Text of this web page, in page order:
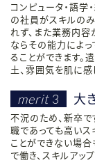
コンピュータ・語学
の社員がスキルの
れず、また業務内
ならその能力によ
ることができます。
土、雰囲気を肌に感
merit 3 大
不況のため、新卒
職であっても高い
ことができない場
で働き、スキルアッ